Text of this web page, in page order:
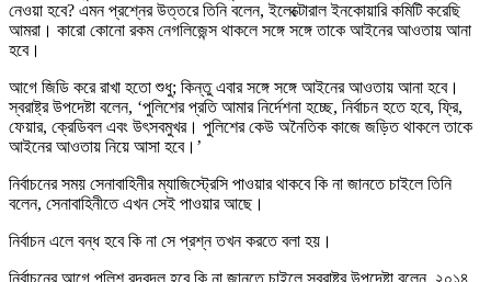
নেওয়া হবে? এমন প্রশ্নের উত্তরে তিনি বলেন, ইলেক্টোরাল ইনকোয়ারি কমিটি করেছি
আমরা। কারো কোনো রকম নেগলিজেন্স থাকলে সঙ্গে সঙ্গে তাকে আইনের আওতায় আনা
হবে।
আগে জিডি করে রাখা হতো শুধু; কিন্তু এবার সঙ্গে সঙ্গে আইনের আওতায় আনা হবে।
স্বরাষ্ট্র উপদেষ্টা বলেন, ‘পুলিশের প্রতি আমার নির্দেশনা হচ্ছে, নির্বাচন হতে হবে, ফ্রি,
ফেয়ার, ক্রেডিবল এবং উৎসবমুখর। পুলিশের কেউ অনৈতিক কাজে জড়িত থাকলে তাকে
আইনের আওতায় নিয়ে আসা হবে।’
নির্বাচনের সময় সেনাবাহিনীর ম্যাজিস্ট্রেসি পাওয়ার থাকবে কি না জানতে চাইলে তিনি
বলেন, সেনাবাহিনীতে এখন সেই পাওয়ার আছে।
নির্বাচন এলে বন্ধ হবে কি না সে প্রশ্ন তখন করতে বলা হয়।
নির্বাচনের আগে পুলিশ রদবদল হবে কি না জানতে চাইলে স্বরাষ্ট্র উপদেষ্টা বলেন, ২০১৪,